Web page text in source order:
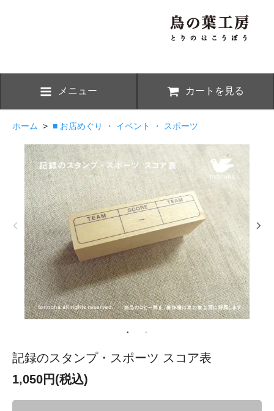
メニュー カートを見る
ホーム > ■ お店めぐり ・ イベント ・ スポーツ
記録のスタンプ・スポーツ スコア表
1,050円(税込)